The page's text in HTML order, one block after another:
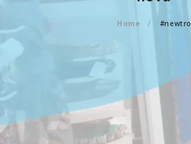
Home #newtro